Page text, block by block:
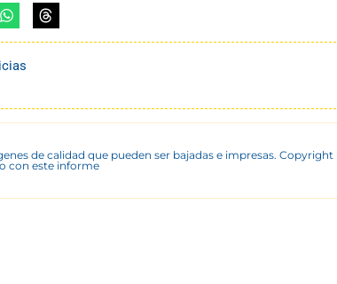
de calidad que pueden ser bajadas e impresas. Copyright
con este informe